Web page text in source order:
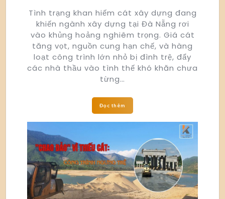
Tình trạng khan hiếm cát xây dựng đang
khiến ngành xây dựng tại Đà Nẵng rơi
vào khủng hoảng nghiêm trọng. Giá cát
tăng vọt, nguồn cung hạn chế, và hàng
loạt công trình lớn nhỏ bị đình trệ, đẩy
các nhà thầu vào tình thế khó khăn chưa
từng…
Đọc thêm